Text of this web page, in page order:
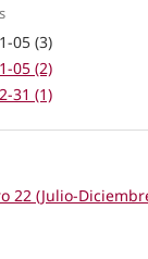
05 (3)
05 (2)
31 (1)
22 (Julio-